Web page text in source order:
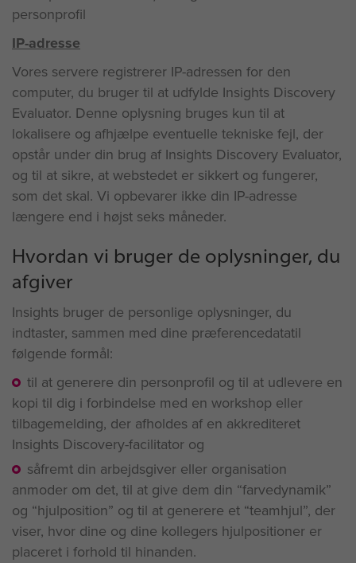
personprofil
IP-adresse
Vores servere registrerer IP-adressen for den
computer, du bruger til at udfylde Insights Discovery
Evaluator. Denne oplysning bruges kun til at
lokalisere og afhjælpe eventuelle tekniske fejl, der
opstår under din brug af Insights Discovery Evaluator,
og til at sikre, at webstedet er sikkert og fungerer,
som det skal. Vi opbevarer ikke din IP-adresse
længere end i højst seks måneder.
Hvordan vi bruger de oplysninger, du
afgiver
Insights bruger de personlige oplysninger, du
indtaster, sammen med dine præferencedatatil
følgende formål:
til at generere din personprofil og til at udlevere en
kopi til dig i forbindelse med en workshop eller
tilbagemelding, der afholdes af en akkrediteret
Insights Discovery-facilitator og
såfremt din arbejdsgiver eller organisation
anmoder om det, til at give dem din “farvedynamik”
og “hjulposition” og til at generere et “teamhjul”, der
viser, hvor dine og dine kollegers hjulpositioner er
placeret i forhold til hinanden.